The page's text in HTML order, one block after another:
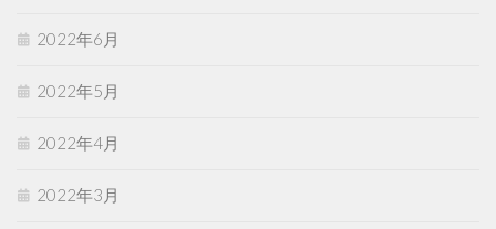
2022年6月
2022年5月
2022年4月
2022年3月